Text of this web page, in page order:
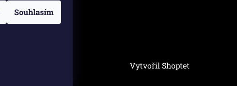
Souhlasím
Vytvořil Shoptet